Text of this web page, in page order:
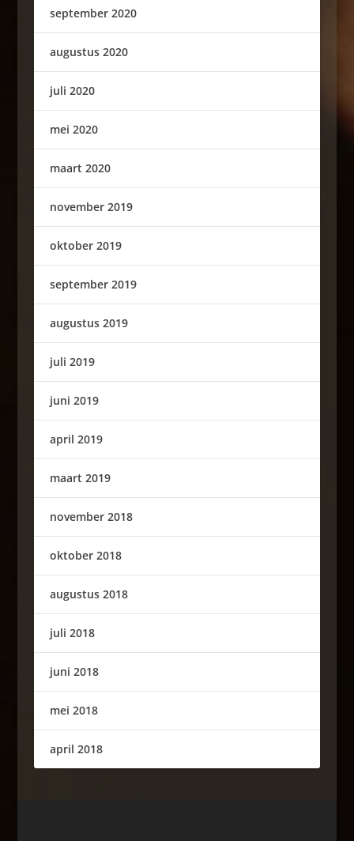
september 2020
augustus 2020
juli 2020
mei 2020
maart 2020
november 2019
oktober 2019
september 2019
augustus 2019
juli 2019
juni 2019
april 2019
maart 2019
november 2018
oktober 2018
augustus 2018
juli 2018
juni 2018
mei 2018
april 2018